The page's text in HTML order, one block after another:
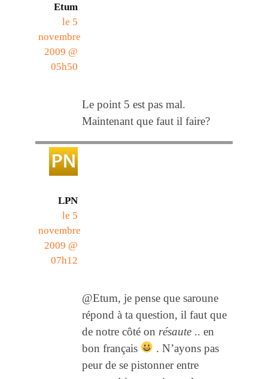
Etum
le 5
novembre
2009 @
05h50
Le point 5 est pas mal.
Maintenant que faut il faire?
LPN
le 5
novembre
2009 @
07h12
@Etum, je pense que saroune
répond à ta question, il faut que
de notre côté on résaute.. en
bon français
. N’ayons pas
peur de se pistonner entre